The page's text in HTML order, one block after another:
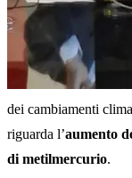
dei cambiamenti
riguarda l’aumento
di metilmercurio.